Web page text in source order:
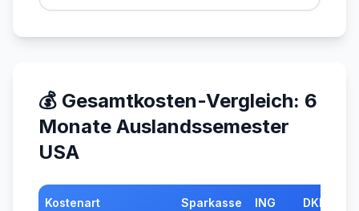
💰 Gesamtkosten-Vergleich: 6
Monate Auslandssemester
USA
Kostenart Sparkasse ING DKB